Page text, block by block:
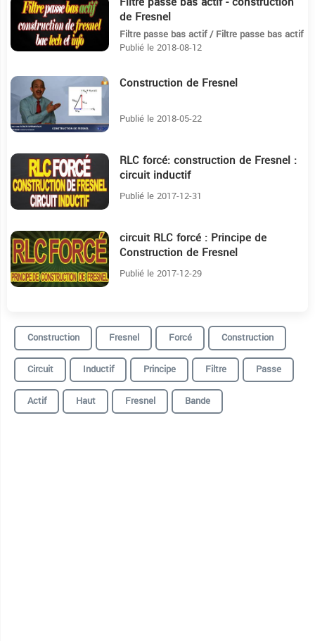
7:52
de Fresnel
Filtre passe bas actif / Filtre passe bas actif
Publié le 2018-08-12
12:18 Construction de Fresnel
Publié le 2018-05-22
29:55 RLC forcé: construction de Fresnel :
circuit inductif
Publié le 2017-12-31
12:41 circuit RLC forcé : Principe de
Construction de Fresnel
Publié le 2017-12-29
Construction Fresnel Forcé
Construction
Circuit
Inductif Principe Filtre
Passe
Actif
Haut Fresnel️️ Bande